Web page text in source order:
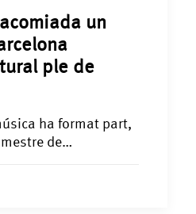
un
ple de
ha format part,
de…